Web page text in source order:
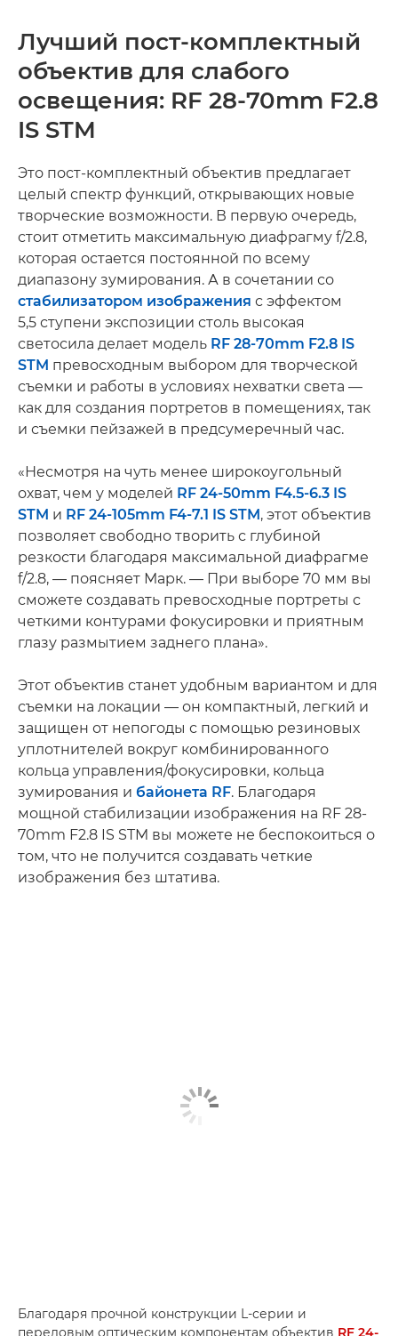
Лучший пост-комплектный
объектив для слабого
освещения: RF 28-70mm F2.8
IS STM
Это пост-комплектный объектив предлагает
целый спектр функций, открывающих новые
творческие возможности. В первую очередь,
стоит отметить максимальную диафрагму f/2.8,
которая остается постоянной по всему
диапазону зумирования. А в сочетании со
стабилизатором изображения с эффектом
5,5 ступени экспозиции столь высокая
светосила делает модель RF 28-70mm F2.8 IS
STM превосходным выбором для творческой
съемки и работы в условиях нехватки света —
как для создания портретов в помещениях, так
и съемки пейзажей в предсумеречный час.
«Несмотря на чуть менее широкоугольный
охват, чем у моделей RF 24-50mm F4.5-6.3 IS
STM и RF 24-105mm F4-7.1 IS STM, этот объектив
позволяет свободно творить с глубиной
резкости благодаря максимальной диафрагме
f/2.8, — поясняет Марк. — При выборе 70 мм вы
сможете создавать превосходные портреты с
четкими контурами фокусировки и приятным
глазу размытием заднего плана».
Этот объектив станет удобным вариантом и для
съемки на локации — он компактный, легкий и
защищен от непогоды с помощью резиновых
уплотнителей вокруг комбинированного
кольца управления/фокусировки, кольца
зумирования и байонета RF. Благодаря
мощной стабилизации изображения на RF 28-
70mm F2.8 IS STM вы можете не беспокоиться о
том, что не получится создавать четкие
изображения без штатива.
Благодаря прочной конструкции L-­серии и
передовым оптическим компонентам объектив RF 24-